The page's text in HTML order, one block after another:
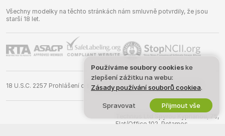
Všechny modelky na těchto stránkách nám smluvně potvrdily, že jsou
starší 18 let.
18 U.S.C. 2257 Prohlášení o shodě s požadavky na vedení záznamů
Používáme soubory cookieske
zlepšení zážitku na webu:
Zásady používání souborů cookiea.
Spravovat Přijmout vše